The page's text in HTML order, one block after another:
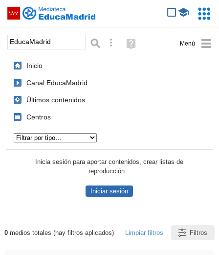
Saltar navegación
Palabra o frase: Búsqueda avanzada
Ayuda
(en
Inicio
Canal EducaMadrid
Últimos contenidos
Centros
Inicia sesión para aportar contenidos, crear listas de
reproducción...
Iniciar sesión
Resultados de: EducaMadrid
0medios totales (hay filtros aplicados) Limpiar filtros Filtros